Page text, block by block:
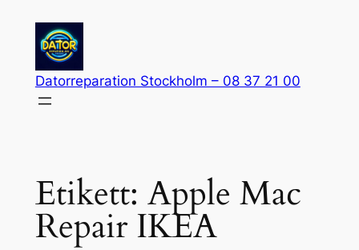
innehåll
Datorreparation Stockholm – 08 37 21 00
Etikett: Apple Mac
Repair IKEA